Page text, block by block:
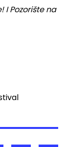
I Pozorište na